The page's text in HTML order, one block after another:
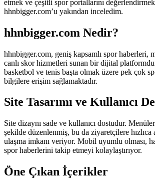
etmek ve çeşitli spor portallarını değerlendirmek
hhnbigger.com’u yakından inceledim.
hhnbigger.com Nedir?
hhnbigger.com, geniş kapsamlı spor haberleri,
canlı skor hizmetleri sunan bir dijital
basketbol ve tenis başta olmak üzere pek çok
bilgilere erişim sağlamaktadır.
Site Tasarımı ve Kullanıcı
Site dizaynı sade ve kullanıcı dostudur.
şekilde düzenlenmiş, bu da ziyaretçilere hızlıca
ulaşma imkanı veriyor. Mobil uyumlu olması,
spor haberlerini takip etmeyi kolaylaştırıyor.
Öne Çıkan İçerikler